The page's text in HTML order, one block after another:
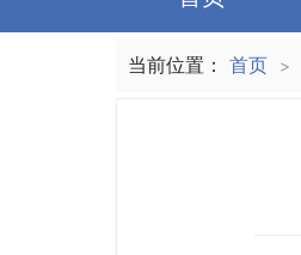
当前位置： 首页 >